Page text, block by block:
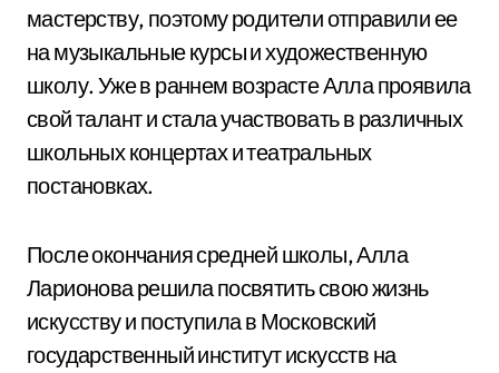
мастерству, поэтому родители отправили ее
на музыкальные курсы и художественную
школу. Уже в раннем возрасте Алла проявила
свой талант и стала участвовать в различных
школьных концертах и театральных
постановках.
После окончания средней школы, Алла
Ларионова решила посвятить свою жизнь
искусству и поступила в Московский
государственный институт искусств на